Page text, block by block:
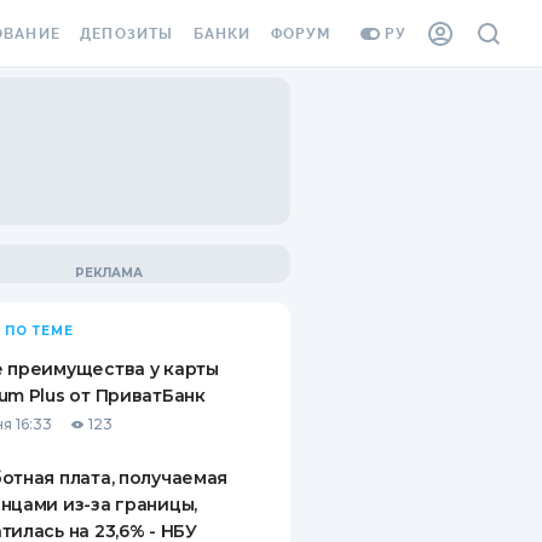
РУ
ВИНЬЕТКА
СОТРУДНИКОВ
ОТ
СЛУЧАЕВ
ДЕПОЗИТЫ
ВОПРОСЫ И ОТВЕТЫ
ПУТЕВОДИТЕЛИ ПО
БАНКИ ФОРУМ
ПО ТЕМЕ
преимущества у карты
Plus от ПриватБанк
16:33 123
плата, получаемая
из-за границы,
на 23,6% - НБУ